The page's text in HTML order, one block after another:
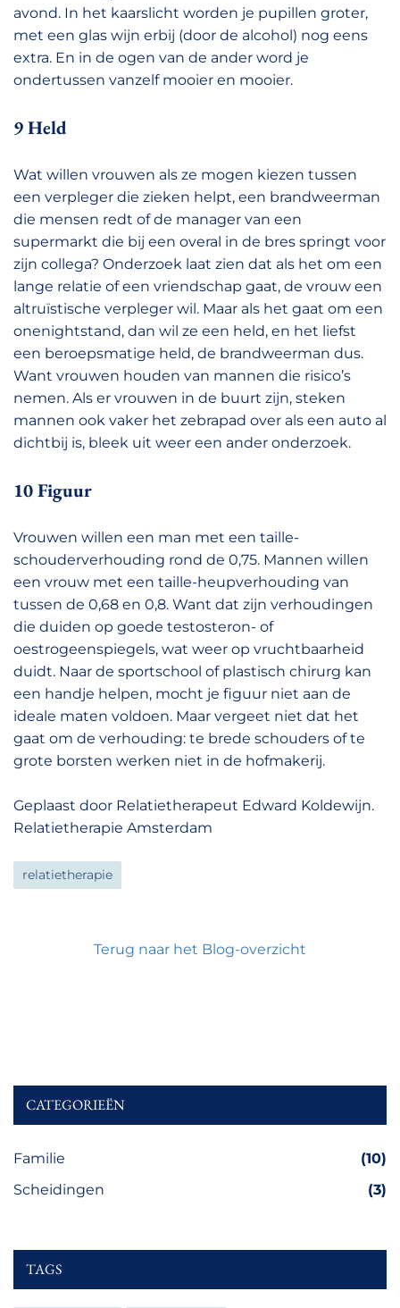
avond. In het kaarslicht worden je pupillen groter,
met een glas wijn erbij (door de alcohol) nog eens
extra. En in de ogen van de ander word je
ondertussen vanzelf mooier en mooier.
9 Held
Wat willen vrouwen als ze mogen kiezen tussen
een verpleger die zieken helpt, een brandweerman
die mensen redt of de manager van een
supermarkt die bij een overal in de bres springt voor
zijn collega? Onderzoek laat zien dat als het om een
lange relatie of een vriendschap gaat, de vrouw een
altruïstische verpleger wil. Maar als het gaat om een
onenightstand, dan wil ze een held, en het liefst
een beroepsmatige held, de brandweerman dus.
Want vrouwen houden van mannen die risico’s
nemen. Als er vrouwen in de buurt zijn, steken
mannen ook vaker het zebrapad over als een auto al
dichtbij is, bleek uit weer een ander onderzoek.
10 Figuur
Vrouwen willen een man met een taille-
schouderverhouding rond de 0,75. Mannen willen
een vrouw met een taille-heupverhouding van
tussen de 0,68 en 0,8. Want dat zijn verhoudingen
die duiden op goede testosteron- of
oestrogeenspiegels, wat weer op vruchtbaarheid
duidt. Naar de sportschool of plastisch chirurg kan
een handje helpen, mocht je figuur niet aan de
ideale maten voldoen. Maar vergeet niet dat het
gaat om de verhouding: te brede schouders of te
grote borsten werken niet in de hofmakerij.
Geplaast door Relatietherapeut Edward Koldewijn.
Relatietherapie Amsterdam
relatietherapie
Terug naar het Blog-overzicht
CATEGORIEËN
Familie
(10)
Scheidingen
(3)
TAGS